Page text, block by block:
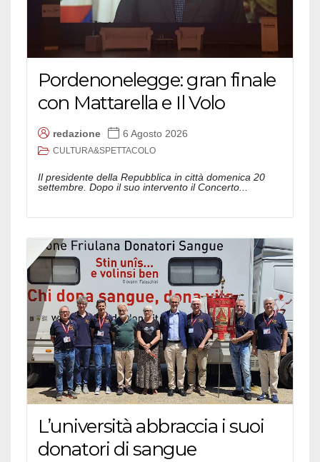
Pordenonelegge: gran finale
con Mattarella e Il Volo
redazione 6 Agosto 2026
CULTURA&SPETTACOLO
Il presidente della Repubblica in città domenica 20
settembre. Dopo il suo intervento il Concerto...
L’università abbraccia i suoi
donatori di sangue